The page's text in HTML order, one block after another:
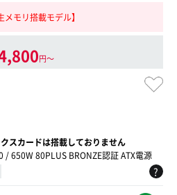
メモリ搭載モデル】
円〜
カードは搭載しておりません
/ 650W 80PLUS BRONZE認証 ATX電源
?